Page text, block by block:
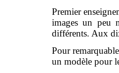
Premier
images un peu
différents. Aux
Pour
un modèle pour